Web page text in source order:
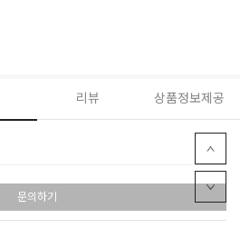
리뷰 상품정보제공
문의하기